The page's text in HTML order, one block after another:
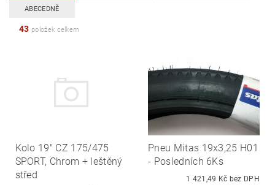
ABECEDNĚ
43 položek celkem
Kolo 19" CZ 175/475
SPORT, Chrom + leštěný
střed
Pneu Mitas 19x3,25 H01
- Posledních 6Ks
1 421,49 Kč bez DPH